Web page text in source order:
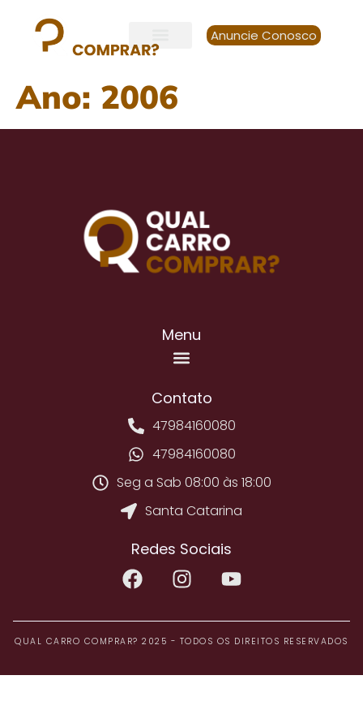
Anuncie Conosco
Ano: 2006
Menu
Contato
47984160080
47984160080
Seg a Sab 08:00 às 18:00
Santa Catarina
Redes Sociais
QUAL CARRO COMPRAR? 2025 - TODOS OS DIREITOS RESERVADOS